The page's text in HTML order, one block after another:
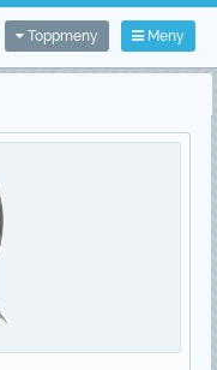
Meny
Toppmeny